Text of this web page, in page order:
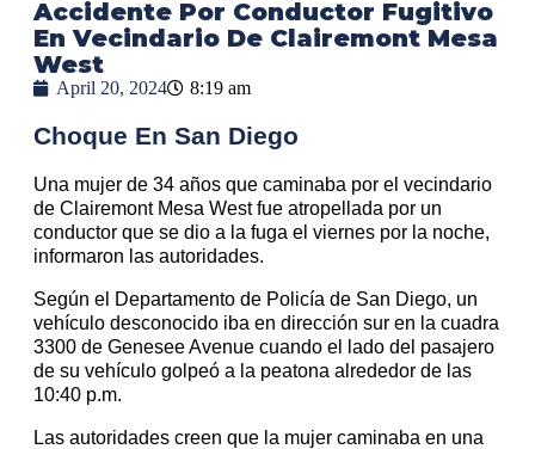
Accidente Por Conductor Fugitivo
En Vecindario De Clairemont Mesa
West
April 20, 2024 8:19 am
Choque En San Diego
Una mujer de 34 años que caminaba por el vecindario
de Clairemont Mesa West fue atropellada por un
conductor que se dio a la fuga el viernes por la noche,
informaron las autoridades.
Según el Departamento de Policía de San Diego, un
vehículo desconocido iba en dirección sur en la cuadra
3300 de Genesee Avenue cuando el lado del pasajero
de su vehículo golpeó a la peatona alrededor de las
10:40 p.m.
Las autoridades creen que la mujer caminaba en una